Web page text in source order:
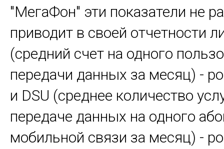
"МегаФон" эти показатели не
приводит в своей отчетности
(средний счет на одного
передачи данных за месяц) -
и DSU (среднее количество
передаче данных на одного
мобильной связи за месяц) -